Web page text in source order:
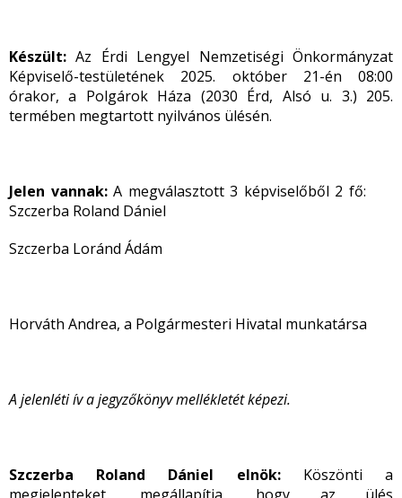
Készült:Az Érdi Lengyel Nemzetiségi Önkormányzat
Képviselő-testületének 2025. október 21-én 08:00
órakor, a Polgárok Háza (2030 Érd, Alsó u. 3.) 205.
termében megtartott nyilvános ülésén.
Jelen vannak:A megválasztott 3 képviselőből 2 fő:
Szczerba Roland Dániel
Szczerba Loránd Ádám
Horváth Andrea, a Polgármesteri Hivatal munkatársa
A jelenléti ív a jegyzőkönyv mellékletét képezi.
Szczerba Roland Dániel elnök:Köszönti a